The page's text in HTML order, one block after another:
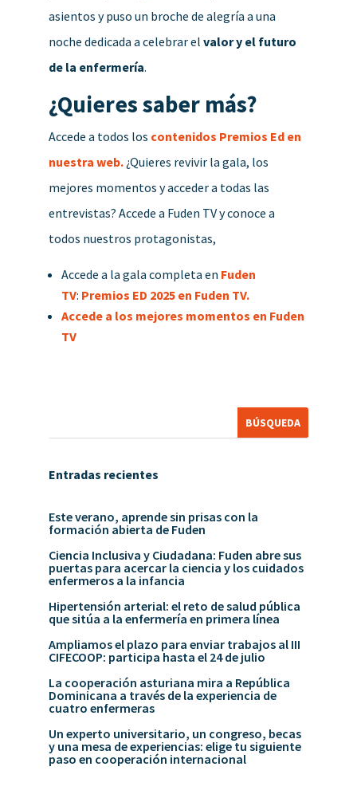
asientos y puso un broche de alegría a una
noche dedicada a celebrar el valor y el futuro
de la enfermería.
¿Quieres saber más?
Accede a todos los contenidos Premios Ed en
nuestra web.¿Quieres revivir la gala, los
mejores momentos y acceder a todas las
entrevistas? Accede a Fuden TV y conoce a
todos nuestros protagonistas,
Accede a la gala completa en Fuden
TV: Premios ED 2025 en Fuden TV.
Accede a los mejores momentos en Fuden
TV
Entradas recientes
Este verano, aprende sin prisas con la
formación abierta de Fuden
Ciencia Inclusiva y Ciudadana: Fuden abre sus
puertas para acercar la ciencia y los cuidados
enfermeros a la infancia
Hipertensión arterial: el reto de salud pública
que sitúa a la enfermería en primera línea
Ampliamos el plazo para enviar trabajos al III
CIFECOOP: participa hasta el 24 de julio
La cooperación asturiana mira a República
Dominicana a través de la experiencia de
cuatro enfermeras
Un experto universitario, un congreso, becas
y una mesa de experiencias: elige tu siguiente
paso en cooperación internacional